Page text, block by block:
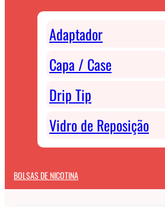
Adaptador
Capa / Case
Drip Tip
Vidro de Reposição
BOLSAS DE NICOTINA